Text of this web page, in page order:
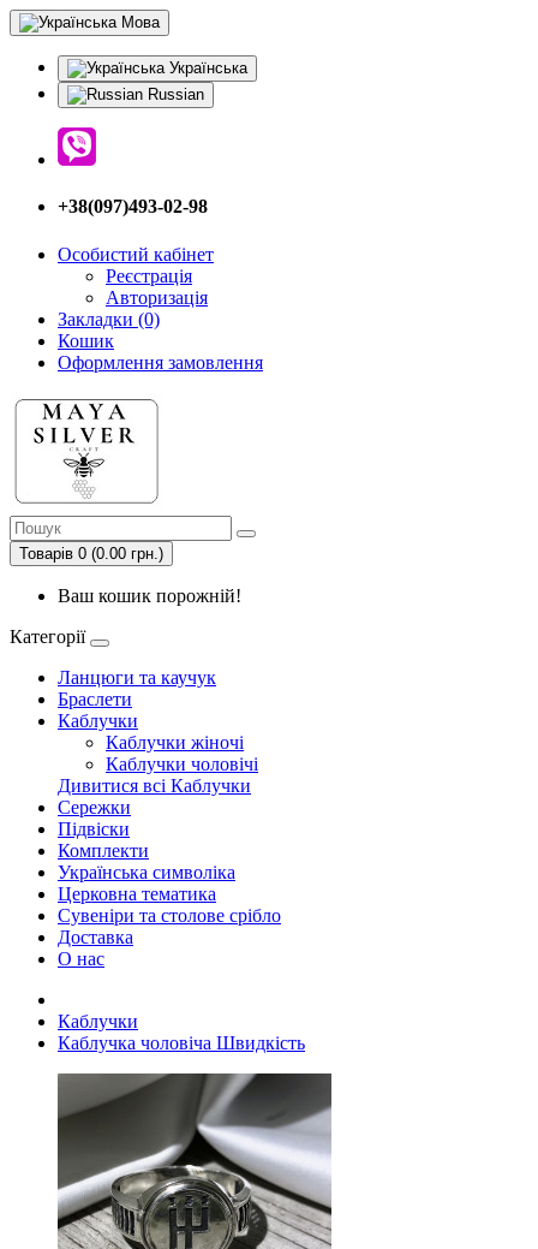
Мова
Українська
Russian
+38(097)493-02-98
Особистий кабінет
Реєстрація
Авторизація
Закладки (0)
Кошик
Оформлення замовлення
Товарів 0 (0.00 грн.)
Ваш кошик порожній!
Категорії
Ланцюги та каучук
Браслети
Каблучки
Каблучки жіночі
Каблучки чоловічі
Дивитися всі Каблучки
Сережки
Підвіски
Комплекти
Українська символiка
Церковна тематика
Сувеніри та столове срібло
Доставка
О нас
Каблучки
Каблучка чоловіча Швидкість